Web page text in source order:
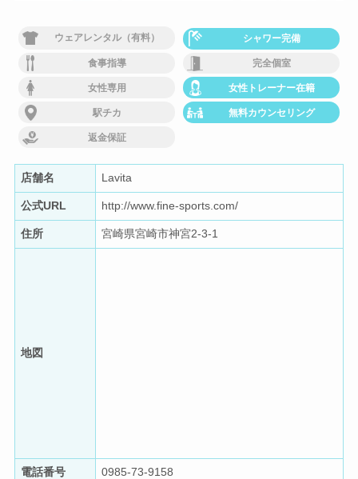
ウェアレンタル（有料） シャワー完備
食事指導 完全個室
女性専用 女性トレーナー在籍
駅チカ 無料カウンセリング
返金保証
店舗名 Lavita
公式URL http://www.fine-sports.com/
住所 宮崎県宮崎市神宮2-3-1
地図
電話番号 0985-73-9158